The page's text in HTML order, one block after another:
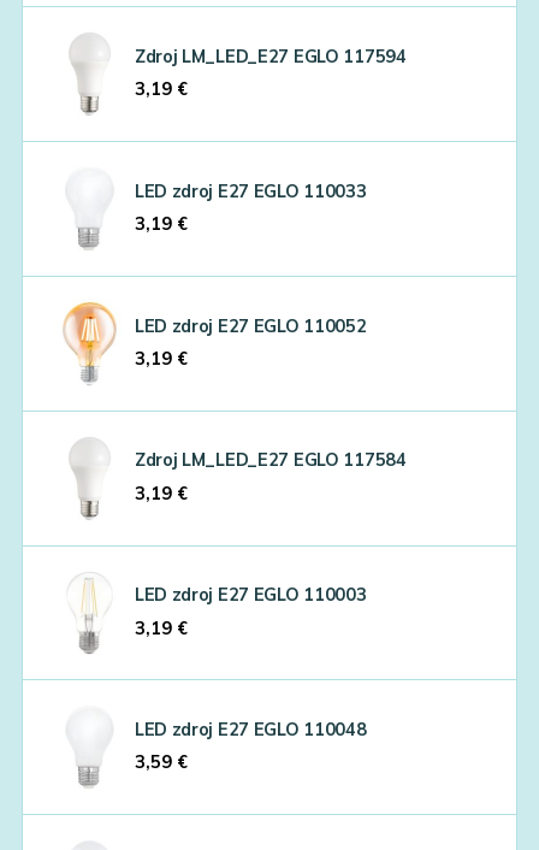
Zdroj LM_LED_E27 EGLO 117594
3,19 €
LED zdroj E27 EGLO 110033
3,19 €
LED zdroj E27 EGLO 110052
3,19 €
Zdroj LM_LED_E27 EGLO 117584
3,19 €
LED zdroj E27 EGLO 110003
3,19 €
LED zdroj E27 EGLO 110048
3,59 €